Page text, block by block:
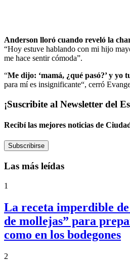
Anderson lloró cuando reveló la
“Hoy estuve hablando con mi hijo
me hace sentir cómoda”.
“Me dijo: ‘mamá, ¿qué pasó?’ y yo
para mí es insignificante“, cerró
¡Suscribite al Newsletter del
Recibí las mejores noticias de
Subscribirse
Las más leídas
1
La receta imperdible
de mollejas” para
como en los bodegones
2